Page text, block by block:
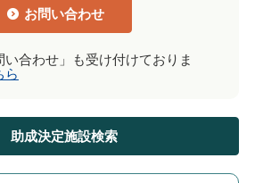
お問い合わせ
い合わせ」も受け付けておりま
ら
助成決定施設検索